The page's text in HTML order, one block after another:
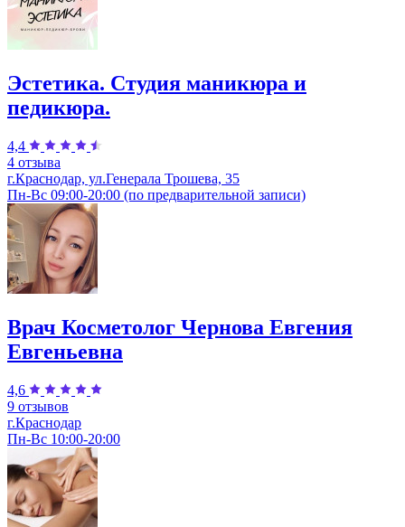
Эстетика. Студия маникюра и
педикюра.
4,4
4 отзыва
г.Краснодар, ул.Генерала Трошева, 35
Пн-Вс 09:00-20:00 (по предварительной записи)
Врач Косметолог Чернова Евгения
Евгеньевна
4,6
9 отзывов
г.Краснодар
Пн-Вс 10:00-20:00